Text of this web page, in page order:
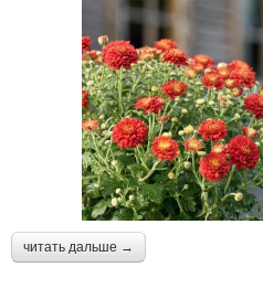
читать дальше →